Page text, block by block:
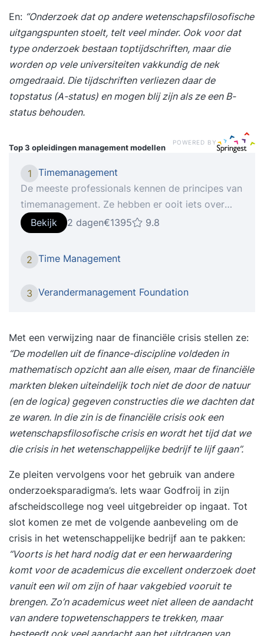
En: “Onderzoek dat op andere wetenschapsfilosofische
uitgangspunten stoelt, telt veel minder. Ook voor dat
type onderzoek bestaan toptijdschriften, maar die
worden op vele universiteiten vakkundig de nek
omgedraaid. Die tijdschriften verliezen daar de
topstatus (A-status) en mogen blij zijn als ze een B-
status behouden.
Top 3 opleidingenmanagement modellen
POWERED BY
1 Timemanagement
De meeste professionals kennen de principes van
timemanagement. Ze hebben er ooit iets over
gelezen of zelfs een training gevolgd. Toch
vervallen velen na korte tijd weer in hun oude
werkpatronen. De reden? Ze richten zich op trucs
en tools in plaats van op gedrag. In de training
doen, maar ontdek je hoe jíj omgaat met tijd,
gedragspatronen en leert hoe je vanuit
bewustzijn structureel effectiever wordt. Een
praktische training die direct resultaat oplevert in
je werk én in je energie. Iets voor jou De training
‘Timemanagement’ is bedoeld voor professionals
die meer rendement, voldoening en focus uit hun
werkdag willen halen. Wat deze tweedaagse
training uniek maakt In de training
effectiviteitstechnieken en leiderschapsprincipes
gecombineerd. Je leert niet alleen je tijd te
managen, maar vooral het managen van jezelf.
Voordelen van deze tweedaagse opzet: Inzicht in
je persoonlijke gedragspatronen en tijdverbruik.
Meer focus op wat echt belangrijk is. Praktische
tools voor directe toepassing in je werk.
Resultaat Na deze training weet je hoe je een
optimaal productiviteitsritme creëert. Je hebt
overzicht, focus en controle over je werk. Je
Bekijk 2 dagen€1395 9.8
2 Time Management
3 Verandermanagement Foundation
Met een verwijzing naar de financiële crisis stellen ze:
“De modellen uit de finance-discipline voldeden in
mathematisch opzicht aan alle eisen, maar de financiële
markten bleken uiteindelijk toch niet de door de natuur
(en de logica) gegeven constructies die we dachten dat
ze waren. In die zin is de financiële crisis ook een
wetenschapsfilosofische crisis en wordt het tijd dat we
die crisis in het wetenschappelijke bedrijf te lijf gaan”.
Ze pleiten vervolgens voor het gebruik van andere
onderzoeksparadigma’s. Iets waar Godfroij in zijn
afscheidscollege nog veel uitgebreider op ingaat. Tot
slot komen ze met de volgende aanbeveling om de
crisis in het wetenschappelijke bedrijf aan te pakken:
“Voorts is het hard nodig dat er een herwaardering
komt voor de academicus die excellent onderzoek doet
vanuit een wil om zijn of haar vakgebied vooruit te
brengen. Zo’n academicus weet niet alleen de aandacht
van andere topwetenschappers te trekken, maar